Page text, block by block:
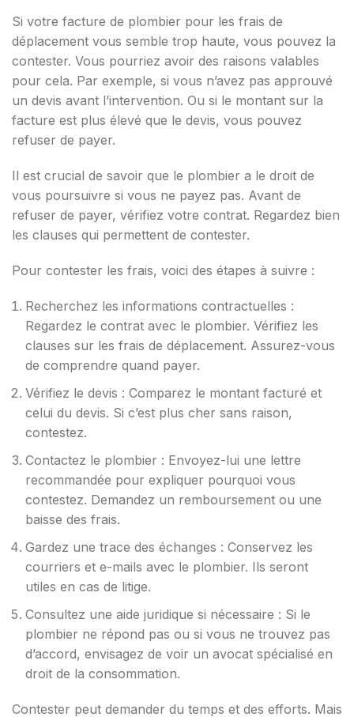
Si votre facture de plombier pour les frais de
déplacement vous semble trop haute, vous pouvez la
contester. Vous pourriez avoir des raisons valables
pour cela. Par exemple, si vous n’avez pas approuvé
un devis avant l’intervention. Ou si le montant sur la
facture est plus élevé que le devis, vous pouvez
refuser de payer.
Il est crucial de savoir que le plombier a le droit de
vous poursuivre si vous ne payez pas. Avant de
refuser de payer, vérifiez votre contrat. Regardez bien
les clauses qui permettent de contester.
Pour contester les frais, voici des étapes à suivre :
Recherchez les informations contractuelles :
Regardez le contrat avec le plombier. Vérifiez les
clauses sur les frais de déplacement. Assurez-vous
de comprendre quand payer.
Vérifiez le devis : Comparez le montant facturé et
celui du devis. Si c’est plus cher sans raison,
contestez.
Contactez le plombier : Envoyez-lui une lettre
recommandée pour expliquer pourquoi vous
contestez. Demandez un remboursement ou une
baisse des frais.
Gardez une trace des échanges : Conservez les
courriers et e-mails avec le plombier. Ils seront
utiles en cas de litige.
Consultez une aide juridique si nécessaire : Si le
plombier ne répond pas ou si vous ne trouvez pas
d’accord, envisagez de voir un avocat spécialisé en
droit de la consommation.
Contester peut demander du temps et des efforts. Mais